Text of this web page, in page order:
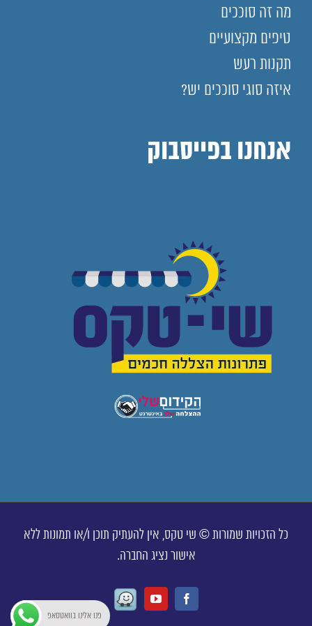
מה זה סוככים
טיפים מקצועיים
תקנות רעש
איזה סוגי סוככים יש?
אנחנו בפייסבוק
כל הזכויות שמורות © שי טקס, אין להעתיק תוכן ו/או תמונות ללא
אישור נציג החברה.
Facebook
Youtube
Waze
פנו אלינו בוואטסאפ